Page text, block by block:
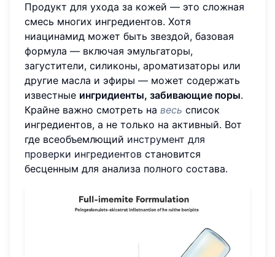
Продукт для ухода за кожей — это сложная
смесь многих ингредиентов. Хотя
ниацинамид может быть звездой, базовая
формула — включая эмульгаторы,
загустители, силиконы, ароматизаторы или
другие масла и эфиры — может содержать
известные ингридиенты, забивающие поры.
Крайне важно смотреть на весь список
ингредиентов, а не только на активный. Вот
где всеобъемлющий инструмент для
проверки ингредиентов становится
бесценным для анализа полного состава.